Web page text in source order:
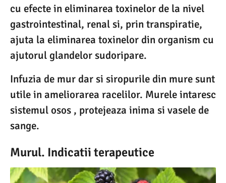
cu efecte in eliminarea toxinelor de la nivel
gastrointestinal, renal si, prin transpiratie,
ajuta la eliminarea toxinelor din organism cu
ajutorul glandelor sudoripare.
Infuzia de mur dar si siropurile din mure sunt
utile in ameliorarea racelilor. Murele intaresc
sistemul osos , protejeaza inima si vasele de
sange.
Murul. Indicatii terapeutice